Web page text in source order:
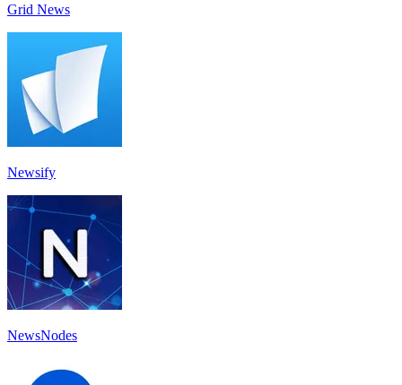
Grid News
Newsify
NewsNodes